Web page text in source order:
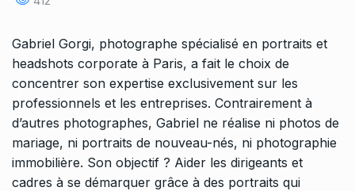
Gabriel Gorgi, photographe spécialisé en portraits et
headshots corporate à Paris, a fait le choix de
concentrer son expertise exclusivement sur les
professionnels et les entreprises. Contrairement à
d’autres photographes, Gabriel ne réalise ni photos de
mariage, ni portraits de nouveau-nés, ni photographie
immobilière. Son objectif ? Aider les dirigeants et
cadres à se démarquer grâce à des portraits qui